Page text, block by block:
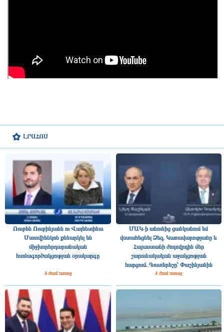
ԼՐԱՀՈՍ
Ռուբեն Ռուբինյանն ու Վալենտինա
Մատվիենկոն քննարկել են
միջխորհրդարանական
համագործակցության օրակարգը
4 ժամ առաջ
ՄԱԿ-ի անունից ցանկանում եմ
վստահեցնել Ձեզ, Կառավարությանը և
Հայաստանի ժողովրդին մեր
շարունակական աջակցության
հարցում. Գուտերեշը՝ Փաշինյանին
4 ժամ առաջ